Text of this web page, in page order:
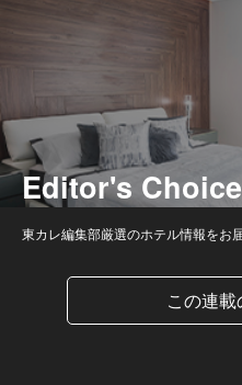
Editor's
東カレ編集部厳選のホテル情報をお
この連